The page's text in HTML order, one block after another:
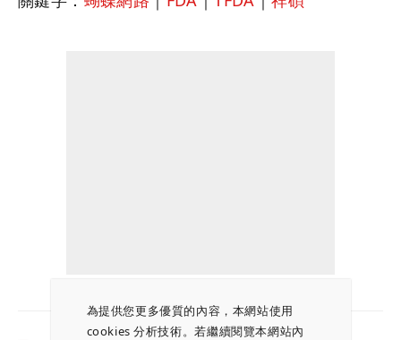
為提供您更多優質的內容，本網站使用
cookies 分析技術。若繼續閱覽本網站內